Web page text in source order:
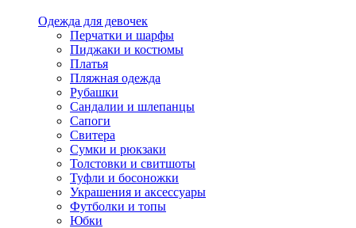
Одежда для девочек
Перчатки и шарфы
Пиджаки и костюмы
Платья
Пляжная одежда
Рубашки
Сандалии и шлепанцы
Сапоги
Свитера
Сумки и рюкзаки
Толстовки и свитшоты
Туфли и босоножки
Украшения и аксессуары
Футболки и топы
Юбки